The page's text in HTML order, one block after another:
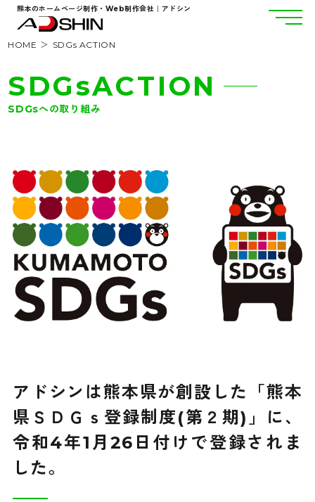
熊本のホームページ制作・Web制作会社｜アドシン
HOME SDGs ACTION
SDGsACTION
SDGsへの取り組み
アドシンは熊本県が創設した「熊本
県ＳＤＧｓ登録制度(第２期)」に、
令和4年1月26日付けで登録されま
した。